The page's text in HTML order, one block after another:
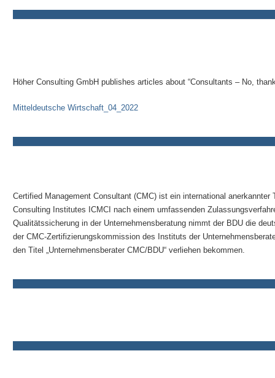
Höher Consulting GmbH publishes articles about “Consultants – No,
Mitteldeutsche Wirtschaft_04_2022
Certified Management Consultant (CMC) ist ein international
Consulting Institutes ICMCI nach einem umfassenden
Qualitätssicherung in der Unternehmensberatung nimmt der BDU die
der CMC-Zertifizierungskommission des Instituts der
den Titel „Unternehmensberater CMC/BDU“ verliehen bekommen.